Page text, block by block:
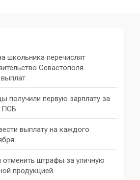
школьника перечислят
Севастополя
получили первую зарплату за
ПСБ
выплату на каждого
отменить штрафы за уличную
продукцией